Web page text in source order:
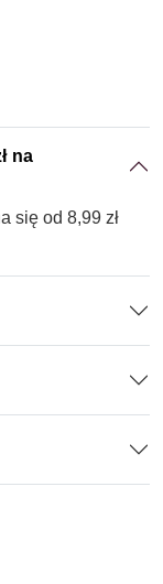
na
się od 8,99 zł